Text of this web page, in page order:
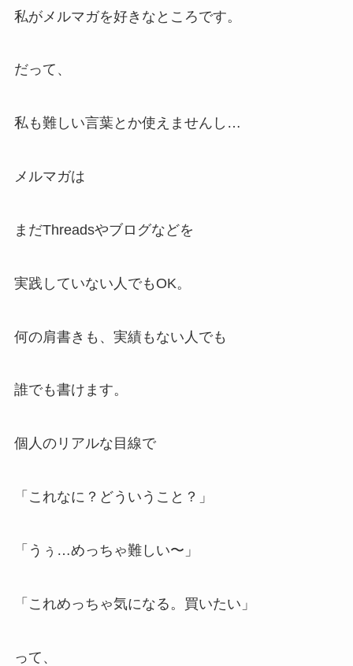
私がメルマガを好きなところです。
だって、
私も難しい言葉とか使えませんし…
メルマガは
まだThreadsやブログなどを
実践していない人でもOK。
何の肩書きも、実績もない人でも
誰でも書けます。
個人のリアルな目線で
「これなに？どういうこと？」
「うぅ…めっちゃ難しい〜」
「これめっちゃ気になる。買いたい」
って、